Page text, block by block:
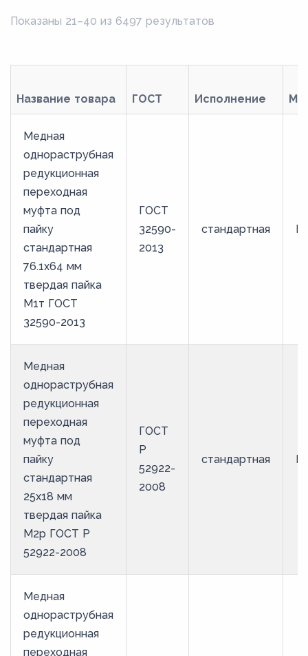
Показаны 21–40 из 6497 результатов
Название товара ГОСТ Исполнение
Медная
однораструбная
редукционная
переходная
муфта под
пайку
стандартная
76.1х64 мм
твердая пайка
М1т ГОСТ
32590-2013
ГОСТ
32590-
2013
стандартная
Медная
однораструбная
редукционная
переходная
муфта под
пайку
стандартная
25х18 мм
твердая пайка
М2р ГОСТ Р
52922-2008
ГОСТ
Р
52922-
2008
стандартная
Медная
однораструбная
редукционная
переходная